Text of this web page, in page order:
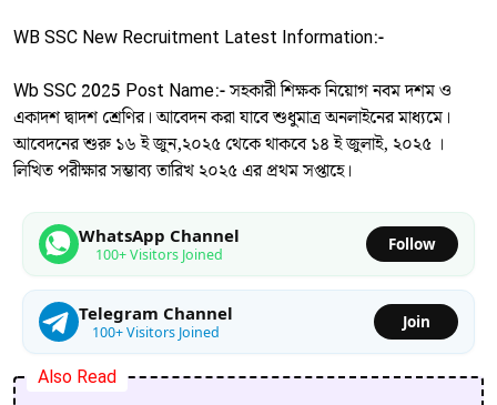
WB SSC New Recruitment Latest Information:-
Wb SSC 2025 Post Name:- সহকারী শিক্ষক নিয়োগ নবম দশম ও
একাদশ দ্বাদশ শ্রেণির। আবেদন করা যাবে শুধুমাত্র অনলাইনের মাধ্যমে।
আবেদনের শুরু ১৬ ই জুন,২০২৫ থেকে থাকবে ১৪ ই জুলাই, ২০২৫ ।
লিখিত পরীক্ষার সম্ভাব্য তারিখ ২০২৫ এর প্রথম সপ্তাহে।
WhatsApp Channel
100+ Visitors Joined
Follow
Telegram Channel
100+ Visitors Joined
Join
Also Read